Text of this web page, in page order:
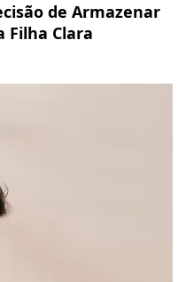
de Armazenar
Filha Clara